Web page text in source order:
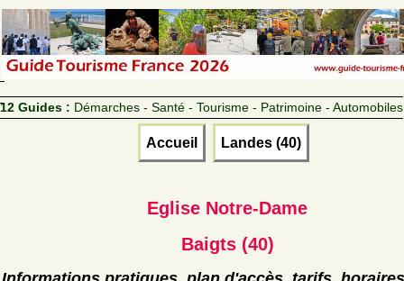
12 Guides : Démarches - Santé - Tourisme - Patrimoine - Automobiles
Accueil Landes (40)
Eglise Notre-Dame
Baigts (40)